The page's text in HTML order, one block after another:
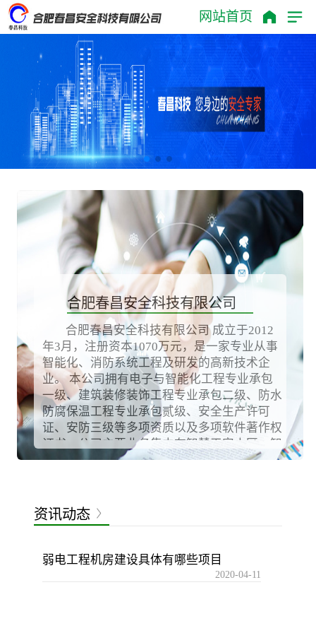
此网页由乐通网络 提供网站首页
合肥春昌安全科技有限公司
合肥春昌安全科技有限公司 成立于2012
年3月，注册资本1070万元，是一家专业从事
智能化、消防系统工程及研发的高新技术企
业。 本公司拥有电子与智能化工程专业承包
一级、建筑装修装饰工程专业承包二级、防水
防腐保温工程专业承包贰级、安全生产许可
证、安防三级等多项资质以及多项软件著作权
证书。公司主要业务集中在智慧平安小区、智
慧消防、智慧城市、智慧交通等领域的系统集
资讯动态
弱电工程机房建设具体有哪些项目
2020-04-11